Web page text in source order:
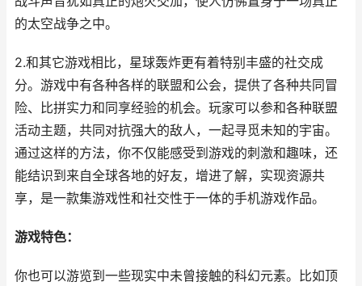
的太空战争之中。
2.和其它游戏相比，星球轰炸更有着特别丰盛的社交成
分。游戏中有各种各样的联盟和公会，提供了各种共同冒
险、比拼实力和同享经验的机会。玩家可以参和各种联盟
活动主题，共同对抗强大的敌人，一起寻觅未知的宇宙。
通过这样的方法，你不仅能感受到游戏的刺激和趣味，还
能结识到来自全球各地的好友，增进了解，实现资源共
享，是一款集游戏性和社交性于一体的手机游戏作品。
游戏特色：
你也可以游览到一些现实中未曾接触的科幻元素。比如顶